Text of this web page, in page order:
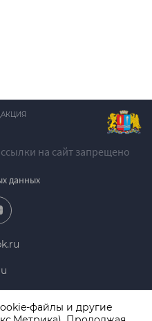
на сайт запрещено
данных
файлы и другие